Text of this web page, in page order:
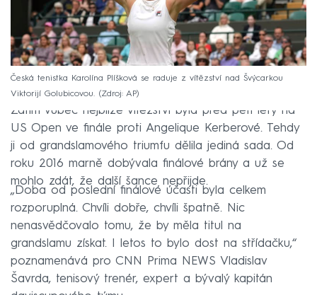
Česká tenistka Karolína Plíšková se raduje z vítězství nad Švýcarkou
Viktorijí Golubicovou.
Zdroj: AP
Zatím vůbec nejblíže vítězství byla před pěti lety na
US Open ve finále proti Angelique Kerberové. Tehdy
ji od grandslamového triumfu dělila jediná sada. Od
roku 2016 marně dobývala finálové brány a už se
mohlo zdát, že další šance nepřijde.
„Doba od poslední finálové účasti byla celkem
rozporuplná. Chvíli dobře, chvíli špatně. Nic
nenasvědčovalo tomu, že by měla titul na
grandslamu získat. I letos to bylo dost na střídačku,“
poznamenává pro CNN Prima NEWS Vladislav
Šavrda, tenisový trenér, expert a bývalý kapitán